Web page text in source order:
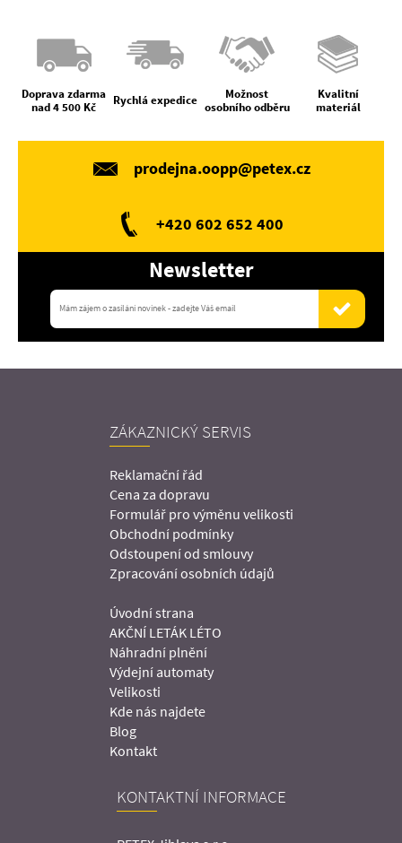
Doprava zdarma
nad 4 500 Kč
Rychlá expedice
Možnost
osobního odběru
Kvalitní
materiál
prodejna.oopp@petex.cz
+420 602 652 400
Newsletter
ZÁKAZNICKÝ SERVIS
Reklamační řád
Cena za dopravu
Formulář pro výměnu velikosti
Obchodní podmínky
Odstoupení od smlouvy
Zpracování osobních údajů
Úvodní strana
AKČNÍ LETÁK LÉTO
Náhradní plnění
Výdejní automaty
Velikosti
Kde nás najdete
Blog
Kontakt
KONTAKTNÍ INFORMACE